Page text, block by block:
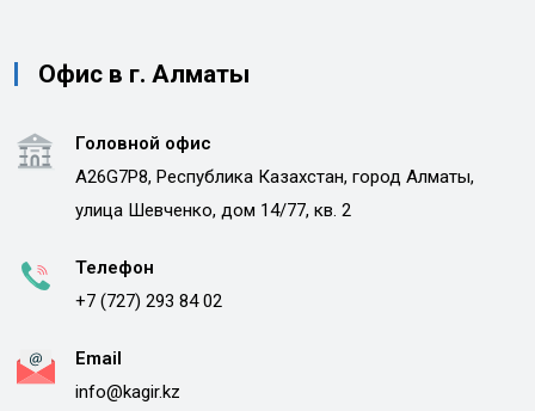
Офис в г. Алматы
Головной офис
A26G7P8, Республика Казахстан, город Алматы,
улица Шевченко, дом 14/77, кв. 2
Телефон
+7 (727) 293 84 02
Email
info@kagir.kz